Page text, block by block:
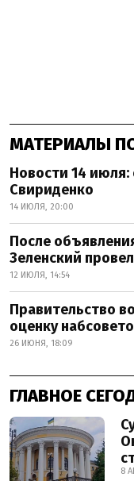
МАТЕРИАЛЫ
Новости 14 июля:
Свириденко
14 ИЮЛЯ, 20:00
После
Зеленский
12 ИЮЛЯ, 14:54
Правительство
оценку
26 ИЮНЯ, 18:09
ГЛАВНОЕ
8